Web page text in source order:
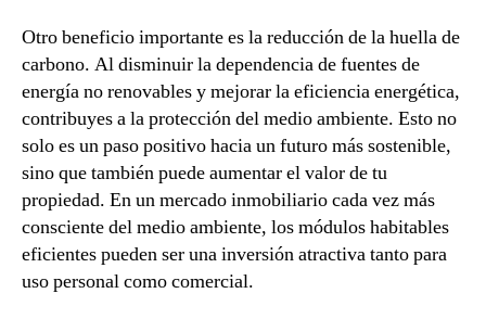
Otro beneficio importante es la reducción de la huella de
carbono. Al disminuir la dependencia de fuentes de
energía no renovables y mejorar la eficiencia energética,
contribuyes a la protección del medio ambiente. Esto no
solo es un paso positivo hacia un futuro más sostenible,
sino que también puede aumentar el valor de tu
propiedad. En un mercado inmobiliario cada vez más
consciente del medio ambiente, los módulos habitables
eficientes pueden ser una inversión atractiva tanto para
uso personal como comercial.